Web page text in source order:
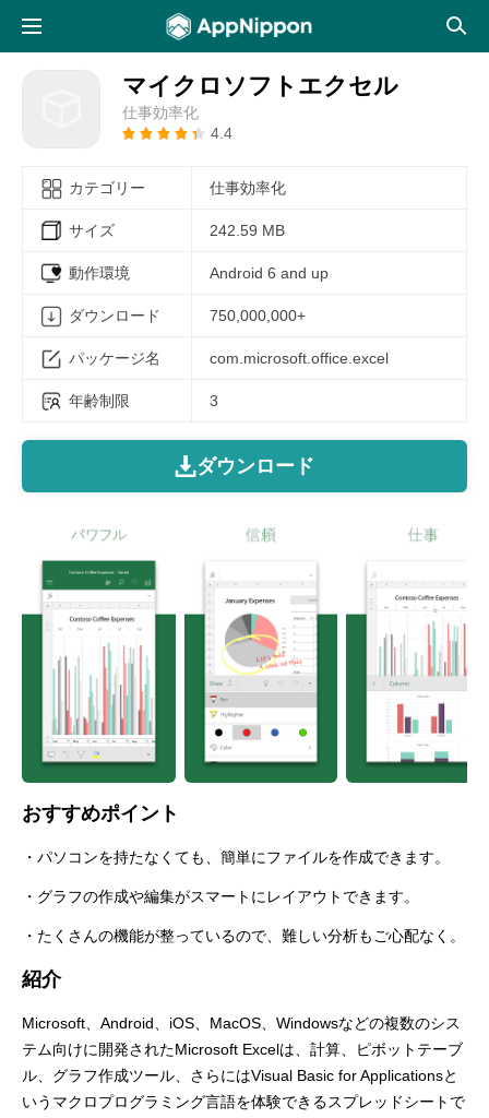
マイクロソフトエクセル
仕事効率化
4.4
カテゴリー 仕事効率化
サイズ 242.59 MB
動作環境 Android 6 and up
ダウンロード 750,000,000+
パッケージ名 com.microsoft.office.excel
年齢制限 3
ダウンロード
おすすめポイント
・パソコンを持たなくても、簡単にファイルを作成できます。
・グラフの作成や編集がスマートにレイアウトできます。
・たくさんの機能が整っているので、難しい分析もご心配なく。
紹介
Microsoft、Android、iOS、MacOS、Windowsなどの複数のシス
テム向けに開発されたMicrosoft Excelは、計算、ピボットテーブ
ル、グラフ作成ツール、さらにはVisual Basic for Applicationsと
いうマクロプログラミング言語を体験できるスプレッドシートで